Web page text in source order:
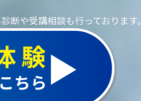
断や受講相談も行っております。
験
ちら